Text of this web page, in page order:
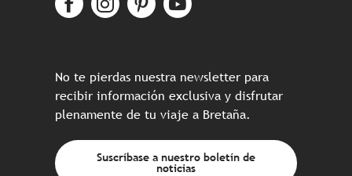
No te pierdas nuestra newsletter para
recibir información exclusiva y disfrutar
plenamente de tu viaje a Bretaña.
Suscríbase a nuestro boletín de
noticias